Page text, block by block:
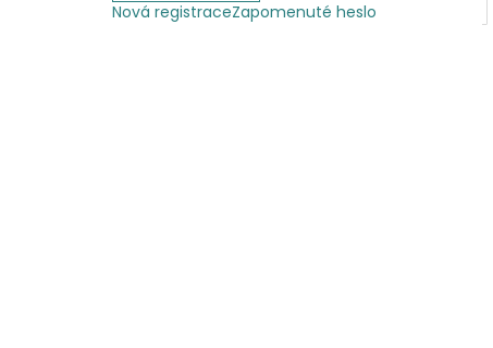
Nová registraceZapomenuté heslo